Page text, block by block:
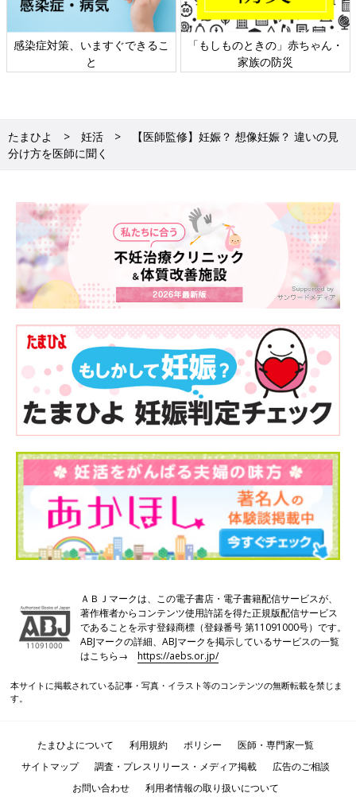
感染症対策、いますぐできるこ
と
「もしものときの」赤ちゃん・
家族の防災
たまひよ 妊活
【医師監修】妊娠？ 想像妊娠？ 違いの見
分け方を医師に聞く
ＡＢＪマークは、この電子書店・電子書籍配信サービスが、
著作権者からコンテンツ使用許諾を得た正規版配信サービス
であることを示す登録商標（登録番号 第11091000号）です。
ABJマークの詳細、ABJマークを掲示しているサービスの一覧
はこちら→https://aebs.or.jp/
本サイトに掲載されている記事・写真・イラスト等のコンテンツの無断転載を禁じま
す。
たまひよについて 利用規約 ポリシー
医師・専門家一覧
サイトマップ
調査・プレスリリース・メディア掲載
広告のご相談
お問い合わせ
利用者情報の取り扱いについて